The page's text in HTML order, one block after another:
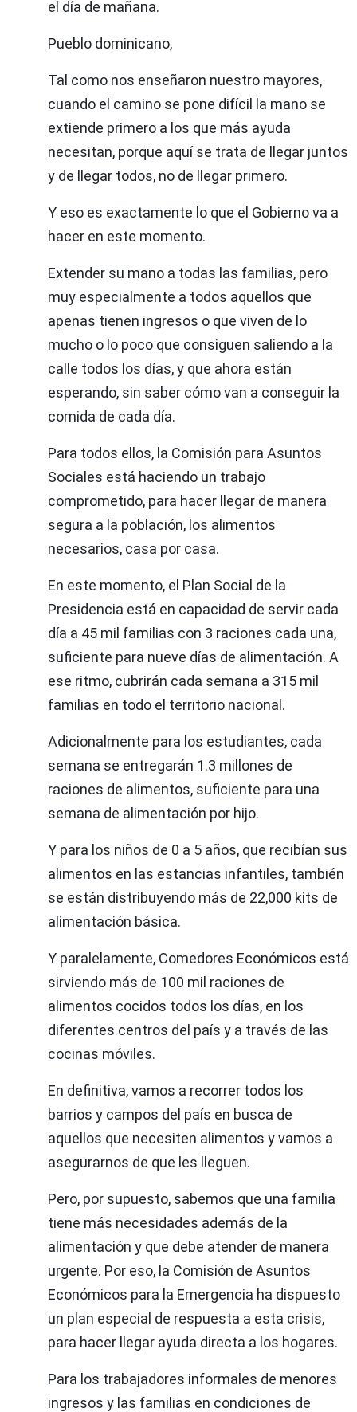
el día de mañana.
Pueblo dominicano,
Tal como nos enseñaron nuestro mayores,
cuando el camino se pone difícil la mano se
extiende primero a los que más ayuda
necesitan, porque aquí se trata de llegar juntos
y de llegar todos, no de llegar primero.
Y eso es exactamente lo que el Gobierno va a
hacer en este momento.
Extender su mano a todas las familias, pero
muy especialmente a todos aquellos que
apenas tienen ingresos o que viven de lo
mucho o lo poco que consiguen saliendo a la
calle todos los días, y que ahora están
esperando, sin saber cómo van a conseguir la
comida de cada día.
Para todos ellos, la Comisión para Asuntos
Sociales está haciendo un trabajo
comprometido, para hacer llegar de manera
segura a la población, los alimentos
necesarios, casa por casa.
En este momento, el Plan Social de la
Presidencia está en capacidad de servir cada
día a 45 mil familias con 3 raciones cada una,
suficiente para nueve días de alimentación. A
ese ritmo, cubrirán cada semana a 315 mil
familias en todo el territorio nacional.
Adicionalmente para los estudiantes, cada
semana se entregarán 1.3 millones de
raciones de alimentos, suficiente para una
semana de alimentación por hijo.
Y para los niños de 0 a 5 años, que recibían sus
alimentos en las estancias infantiles, también
se están distribuyendo más de 22,000 kits de
alimentación básica.
Y paralelamente, Comedores Económicos está
sirviendo más de 100 mil raciones de
alimentos cocidos todos los días, en los
diferentes centros del país y a través de las
cocinas móviles.
En definitiva, vamos a recorrer todos los
barrios y campos del país en busca de
aquellos que necesiten alimentos y vamos a
asegurarnos de que les lleguen.
Pero, por supuesto, sabemos que una familia
tiene más necesidades además de la
alimentación y que debe atender de manera
urgente. Por eso, la Comisión de Asuntos
Económicos para la Emergencia ha dispuesto
un plan especial de respuesta a esta crisis,
para hacer llegar ayuda directa a los hogares.
Para los trabajadores informales de menores
ingresos y las familias en condiciones de